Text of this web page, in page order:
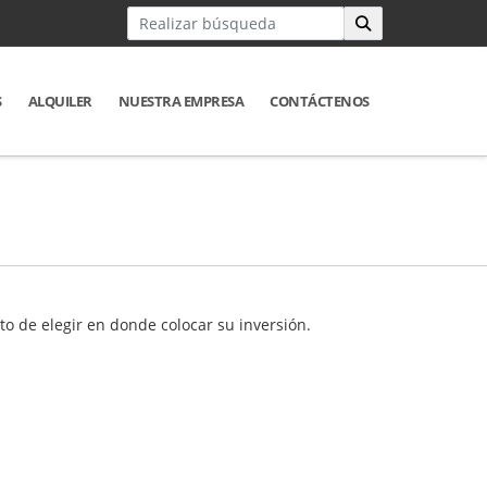
ALQUILER NUESTRA EMPRESA CONTÁCTENOS
de elegir en donde colocar su inversión.